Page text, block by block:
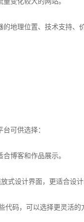
地理位置、技术支持、
可供选择：
博客和作品展示。
式设计界面，更适合设计
码，可以选择更灵活的